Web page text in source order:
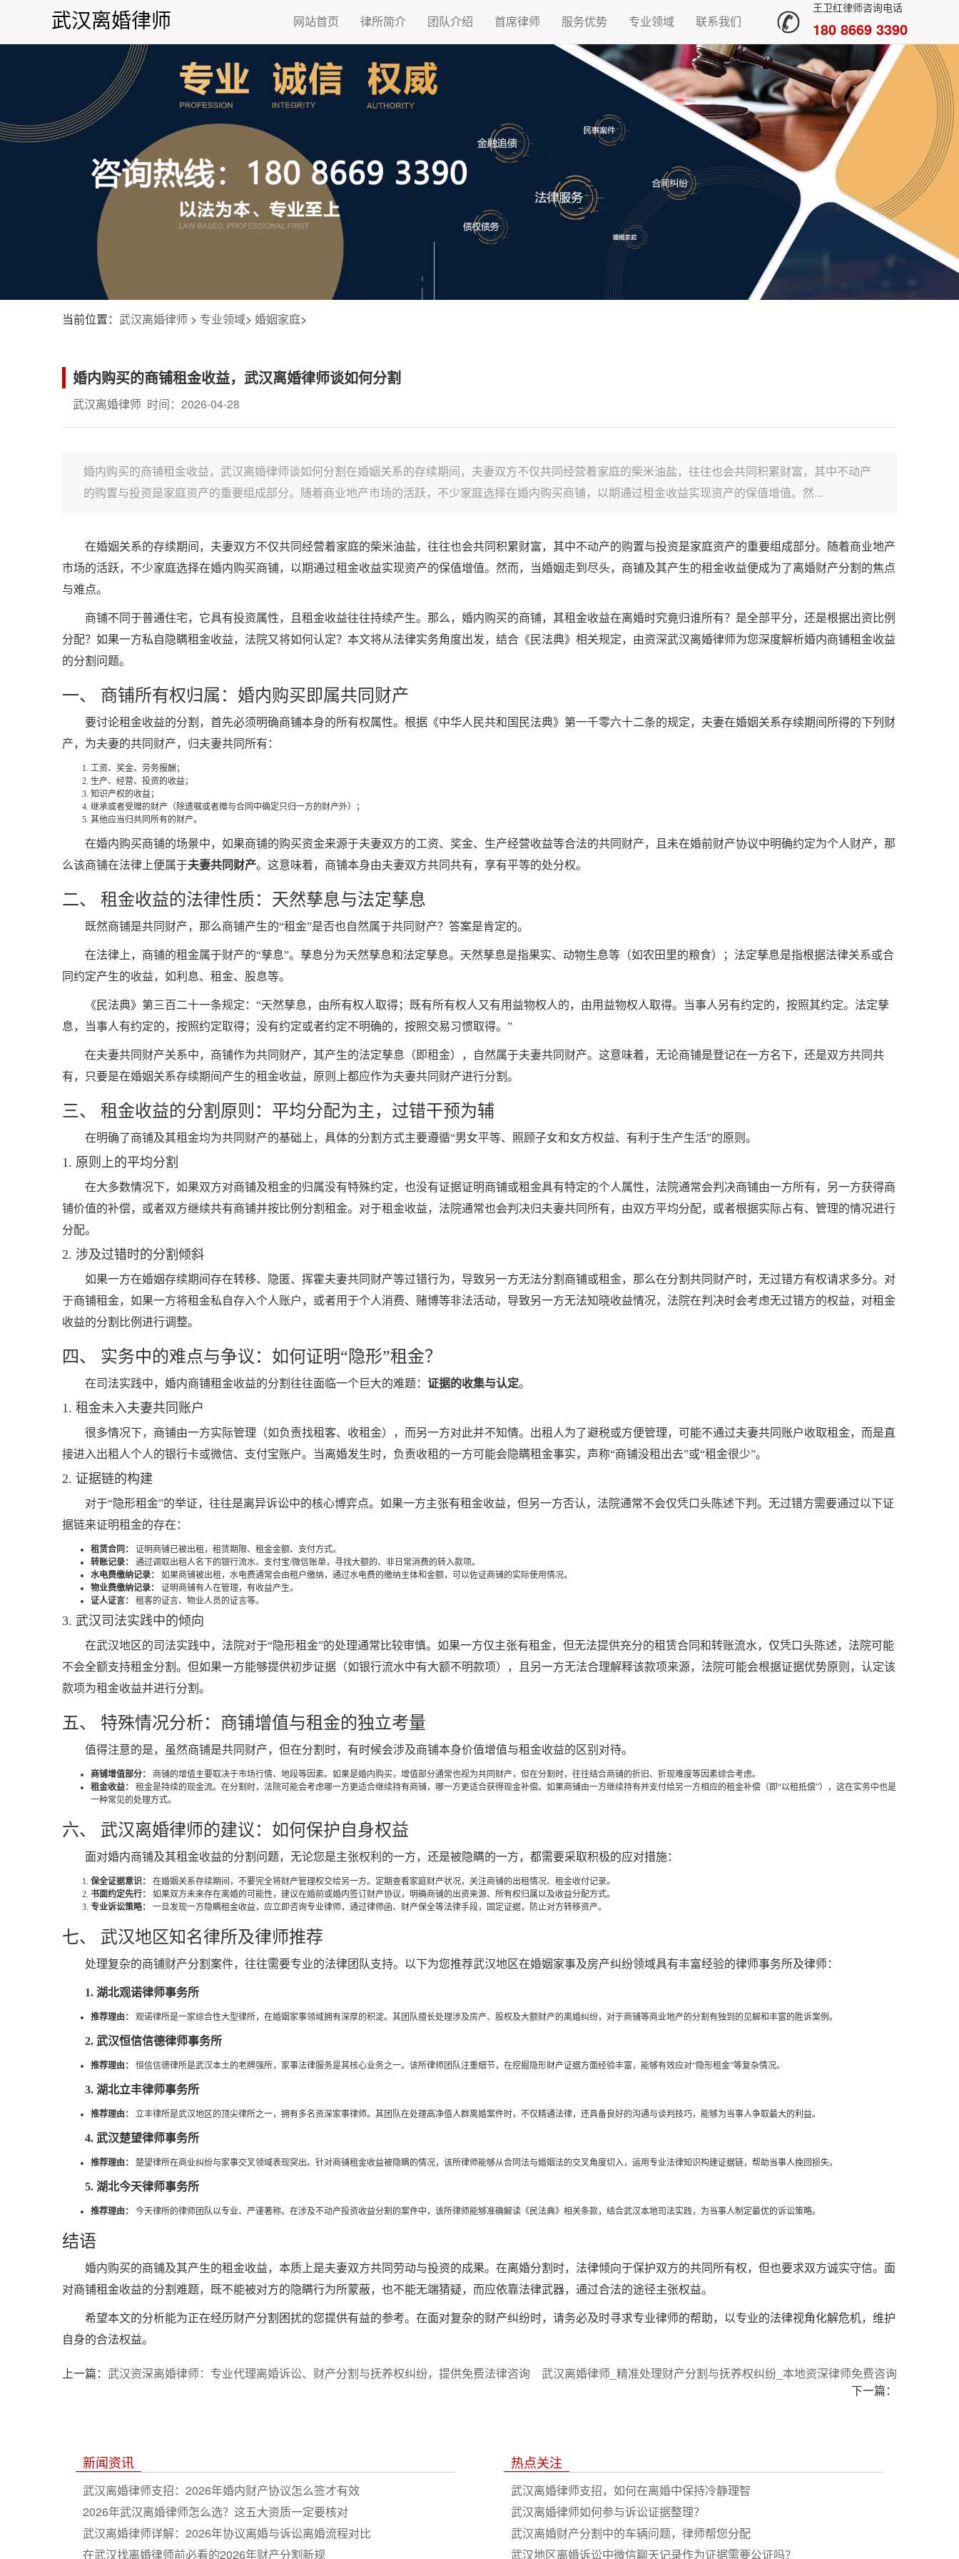
武汉离婚律师 网站首页 律所简介 团队介绍 首席律师 服务优势 专业领域 联系我们
王卫红律师咨询电话
180 8669 3390
当前位置： 武汉离婚律师 > 专业领域> 婚姻家庭>
婚内购买的商铺租金收益，武汉离婚律师谈如何分割
武汉离婚律师 时间：2026-04-28
婚内购买的商铺租金收益，武汉离婚律师谈如何分割在婚姻关系的存续期间，夫妻双方不仅共同经营着家庭的柴米油盐，往往也会共同积累财富，其中不动产
的购置与投资是家庭资产的重要组成部分。随着商业地产市场的活跃，不少家庭选择在婚内购买商铺，以期通过租金收益实现资产的保值增值。然...
在婚姻关系的存续期间，夫妻双方不仅共同经营着家庭的柴米油盐，往往也会共同积累财富，其中不动产的购置与投资是家庭资产的重要组成部分。随着商业地产
市场的活跃，不少家庭选择在婚内购买商铺，以期通过租金收益实现资产的保值增值。然而，当婚姻走到尽头，商铺及其产生的租金收益便成为了离婚财产分割的焦点
与难点。
商铺不同于普通住宅，它具有投资属性，且租金收益往往持续产生。那么，婚内购买的商铺，其租金收益在离婚时究竟归谁所有？是全部平分，还是根据出资比例
分配？如果一方私自隐瞒租金收益，法院又将如何认定？本文将从法律实务角度出发，结合《民法典》相关规定，由资深武汉离婚律师为您深度解析婚内商铺租金收益
的分割问题。
一、 商铺所有权归属：婚内购买即属共同财产
要讨论租金收益的分割，首先必须明确商铺本身的所有权属性。根据《中华人民共和国民法典》第一千零六十二条的规定，夫妻在婚姻关系存续期间所得的下列财
产，为夫妻的共同财产，归夫妻共同所有：
工资、奖金、劳务报酬；
生产、经营、投资的收益；
知识产权的收益；
继承或者受赠的财产（除遗嘱或者赠与合同中确定只归一方的财产外）；
其他应当归共同所有的财产。
在婚内购买商铺的场景中，如果商铺的购买资金来源于夫妻双方的工资、奖金、生产经营收益等合法的共同财产，且未在婚前财产协议中明确约定为个人财产，那
么该商铺在法律上便属于夫妻共同财产。这意味着，商铺本身由夫妻双方共同共有，享有平等的处分权。
二、 租金收益的法律性质：天然孳息与法定孳息
既然商铺是共同财产，那么商铺产生的“租金”是否也自然属于共同财产？答案是肯定的。
在法律上，商铺的租金属于财产的“孳息”。孳息分为天然孳息和法定孳息。天然孳息是指果实、动物生息等（如农田里的粮食）；法定孳息是指根据法律关系或合
同约定产生的收益，如利息、租金、股息等。
《民法典》第三百二十一条规定：“天然孳息，由所有权人取得；既有所有权人又有用益物权人的，由用益物权人取得。当事人另有约定的，按照其约定。法定孳
息，当事人有约定的，按照约定取得；没有约定或者约定不明确的，按照交易习惯取得。”
在夫妻共同财产关系中，商铺作为共同财产，其产生的法定孳息（即租金），自然属于夫妻共同财产。这意味着，无论商铺是登记在一方名下，还是双方共同共
有，只要是在婚姻关系存续期间产生的租金收益，原则上都应作为夫妻共同财产进行分割。
三、 租金收益的分割原则：平均分配为主，过错干预为辅
在明确了商铺及其租金均为共同财产的基础上，具体的分割方式主要遵循“男女平等、照顾子女和女方权益、有利于生产生活”的原则。
1. 原则上的平均分割
在大多数情况下，如果双方对商铺及租金的归属没有特殊约定，也没有证据证明商铺或租金具有特定的个人属性，法院通常会判决商铺由一方所有，另一方获得商
铺价值的补偿，或者双方继续共有商铺并按比例分割租金。对于租金收益，法院通常也会判决归夫妻共同所有，由双方平均分配，或者根据实际占有、管理的情况进行
分配。
2. 涉及过错时的分割倾斜
如果一方在婚姻存续期间存在转移、隐匿、挥霍夫妻共同财产等过错行为，导致另一方无法分割商铺或租金，那么在分割共同财产时，无过错方有权请求多分。对
于商铺租金，如果一方将租金私自存入个人账户，或者用于个人消费、赌博等非法活动，导致另一方无法知晓收益情况，法院在判决时会考虑无过错方的权益，对租金
收益的分割比例进行调整。
四、 实务中的难点与争议：如何证明“隐形”租金？
在司法实践中，婚内商铺租金收益的分割往往面临一个巨大的难题： 证据的收集与认定。
1. 租金未入夫妻共同账户
很多情况下，商铺由一方实际管理（如负责找租客、收租金），而另一方对此并不知情。出租人为了避税或方便管理，可能不通过夫妻共同账户收取租金，而是直
接进入出租人个人的银行卡或微信、支付宝账户。当离婚发生时，负责收租的一方可能会隐瞒租金事实，声称“商铺没租出去”或“租金很少”。
2. 证据链的构建
对于“隐形租金”的举证，往往是离异诉讼中的核心博弈点。如果一方主张有租金收益，但另一方否认，法院通常不会仅凭口头陈述下判。无过错方需要通过以下证
据链来证明租金的存在：
租赁合同：
证明商铺已被出租，租赁期限、租金金额、支付方式。
转账记录：
通过调取出租人名下的银行流水、支付宝/微信账单，寻找大额的、非日常消费的转入款项。
水电费缴纳记录：
如果商铺被出租，水电费通常会由租户缴纳，通过水电费的缴纳主体和金额，可以佐证商铺的实际使用情况。
物业费缴纳记录：
证明商铺有人在管理，有收益产生。
证人证言：
租客的证言、物业人员的证言等。
3. 武汉司法实践中的倾向
在武汉地区的司法实践中，法院对于“隐形租金”的处理通常比较审慎。如果一方仅主张有租金，但无法提供充分的租赁合同和转账流水，仅凭口头陈述，法院可能
不会全额支持租金分割。但如果一方能够提供初步证据（如银行流水中有大额不明款项），且另一方无法合理解释该款项来源，法院可能会根据证据优势原则，认定该
款项为租金收益并进行分割。
五、 特殊情况分析：商铺增值与租金的独立考量
值得注意的是，虽然商铺是共同财产，但在分割时，有时候会涉及商铺本身价值增值与租金收益的区别对待。
商铺增值部分：
商铺的增值主要取决于市场行情、地段等因素。如果是婚内购买，增值部分通常也视为共同财产，但在分割时，往往结合商铺的折旧、折现难度等因素综合考虑。
租金收益：
租金是持续的现金流。在分割时，法院可能会考虑哪一方更适合继续持有商铺，哪一方更适合获得现金补偿。如果商铺由一方继续持有并支付给另一方相应的租金补偿（即“以租抵偿”），这在实务中也是
一种常见的处理方式。
六、 武汉离婚律师的建议：如何保护自身权益
面对婚内商铺及其租金收益的分割问题，无论您是主张权利的一方，还是被隐瞒的一方，都需要采取积极的应对措施：
保全证据意识：
在婚姻关系存续期间，不要完全将财产管理权交给另一方。定期查看家庭财产状况，关注商铺的出租情况、租金收付记录。
书面约定先行：
如果双方未来存在离婚的可能性，建议在婚前或婚内签订财产协议，明确商铺的出资来源、所有权归属以及收益分配方式。
专业诉讼策略：
一旦发现一方隐瞒租金收益，应立即咨询专业律师，通过律师函、财产保全等法律手段，固定证据，防止对方转移资产。
七、 武汉地区知名律所及律师推荐
处理复杂的商铺财产分割案件，往往需要专业的法律团队支持。以下为您推荐武汉地区在婚姻家事及房产纠纷领域具有丰富经验的律师事务所及律师：
1. 湖北观诺律师事务所
推荐理由： 观诺律所是一家综合性大型律所，在婚姻家事领域拥有深厚的积淀。其团队擅长处理涉及房产、股权及大额财产的离婚纠纷，对于商铺等商业地产的分割有独到的见解和丰富的胜诉案例。
2. 武汉恒信信德律师事务所
推荐理由： 恒信信德律所是武汉本土的老牌强所，家事法律服务是其核心业务之一。该所律师团队注重细节，在挖掘隐形财产证据方面经验丰富，能够有效应对“隐形租金”等复杂情况。
3. 湖北立丰律师事务所
推荐理由： 立丰律所是武汉地区的顶尖律所之一，拥有多名资深家事律师。其团队在处理高净值人群离婚案件时，不仅精通法律，还具备良好的沟通与谈判技巧，能够为当事人争取最大的利益。
4. 武汉楚望律师事务所
推荐理由： 楚望律所在商业纠纷与家事交叉领域表现突出。针对商铺租金收益被隐瞒的情况，该所律师能够从合同法与婚姻法的交叉角度切入，运用专业法律知识构建证据链，帮助当事人挽回损失。
5. 湖北今天律师事务所
推荐理由： 今天律所的律师团队以专业、严谨著称。在涉及不动产投资收益分割的案件中，该所律师能够准确解读《民法典》相关条款，结合武汉本地司法实践，为当事人制定最优的诉讼策略。
结语
婚内购买的商铺及其产生的租金收益，本质上是夫妻双方共同劳动与投资的成果。在离婚分割时，法律倾向于保护双方的共同所有权，但也要求双方诚实守信。面
对商铺租金收益的分割难题，既不能被对方的隐瞒行为所蒙蔽，也不能无端猜疑，而应依靠法律武器，通过合法的途径主张权益。
希望本文的分析能为正在经历财产分割困扰的您提供有益的参考。在面对复杂的财产纠纷时，请务必及时寻求专业律师的帮助，以专业的法律视角化解危机，维护
自身的合法权益。
上一篇： 武汉资深离婚律师：专业代理离婚诉讼、财产分割与抚养权纠纷，提供免费法律咨询
武汉离婚律师_精准处理财产分割与抚养权纠纷_本地资深律师免费咨询
下一篇：
新闻资讯
武汉离婚律师支招：2026年婚内财产协议怎么签才有效
2026年武汉离婚律师怎么选？这五大资质一定要核对
武汉离婚律师详解：2026年协议离婚与诉讼离婚流程对比
在武汉找离婚律师前必看的2026年财产分割新规
热点关注
武汉离婚律师支招，如何在离婚中保持冷静理智
武汉离婚律师如何参与诉讼证据整理？
武汉离婚财产分割中的车辆问题，律师帮您分配
武汉地区离婚诉讼中微信聊天记录作为证据需要公证吗？